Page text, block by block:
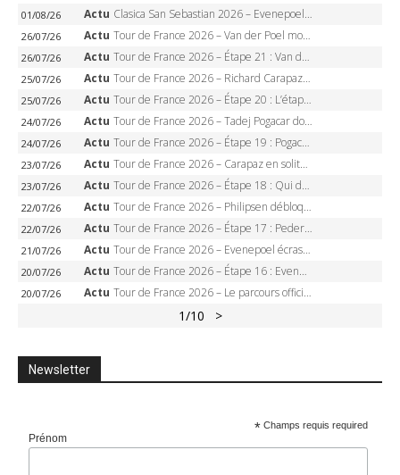
01/08/26 Actu Clasica San Sebastian 2026 – Evenepoel recordman, 4e victoire, Carapaz battu au sprint
26/07/26 Actu Tour de France 2026 – Van der Poel monumental à Paris, Pogacar égale le record des cinq sacres
26/07/26 Actu Tour de France 2026 – Étape 21 : Van der Poel, Pogacar, qui succédera à Wout van Aert sur les Champs-Elysées ?
25/07/26 Actu Tour de France 2026 – Richard Carapaz roi des Alpes, doublé et maillot à pois, Seixas perd le podium
25/07/26 Actu Tour de France 2026 – Étape 20 : L’étape reine, Galibier, Sarenne, Alpe d’Huez, qui succédera à Pogacar ?
24/07/26 Actu Tour de France 2026 – Tadej Pogacar dompte l’Alpe d’Huez, 5e victoire, record de Pantani pulvérisé
24/07/26 Actu Tour de France 2026 – Étape 19 : Pogacar peut-il enfin dompter l’Alpe d’Huez ?
23/07/26 Actu Tour de France 2026 – Carapaz en solitaire à Orcières-Merlette, Paret-Peintre à un point du maillot à pois
23/07/26 Actu Tour de France 2026 – Étape 18 : Qui domptera Orcières-Merlette, première marche vers l’Alpe d’Huez ?
22/07/26 Actu Tour de France 2026 – Philipsen débloque son compteur à Voiron, Pedersen en danger pour le maillot vert
22/07/26 Actu Tour de France 2026 – Étape 17 : Pedersen peut-il verrouiller le maillot vert à Voiron ?
21/07/26 Actu Tour de France 2026 – Evenepoel écrase le chrono d’Évian, Seixas 4e, Lipowitz abandonne
20/07/26 Actu Tour de France 2026 – Étape 16 : Evenepoel, Pogacar, Ganna… qui domptera le chrono d’Évian pour redessiner le podium ?
20/07/26 Actu Tour de France 2026 – Le parcours officiel complet : 21 étapes, profils, carte et dates
1/10 >
Newsletter
* Champs requis required
Prénom